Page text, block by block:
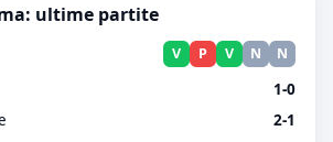
ultime partite
V P V N N
1-0
2-1